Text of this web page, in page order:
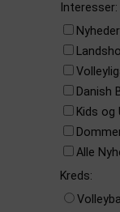
Interesser:
Nyheder
Danish
Kids og
Alle
Kreds: